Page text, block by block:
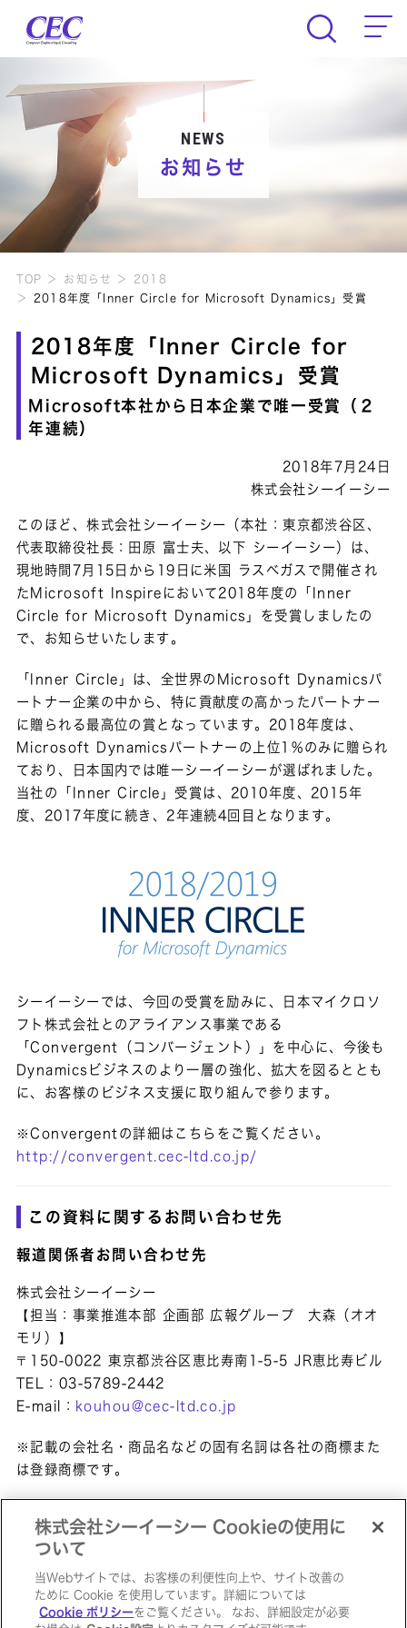
CEC Computer Engineering &
NEWS
お知らせ
TOP お知らせ
2018
2018年度「Inner Circle for Microsoft Dynamics」受賞
2018年度「Inner Circle for
Microsoft Dynamics」受賞
Microsoft本社から日本企業で唯一受賞（２
年連続）
2018年7月24日
株式会社シーイーシー
このほど、株式会社シーイーシー（本社：東京都渋谷区、
代表取締役社長：田原 富士夫、以下 シーイーシー）は、
現地時間7月15日から19日に米国 ラスベガスで開催され
たMicrosoft Inspireにおいて2018年度の「Inner
Circle for Microsoft Dynamics」を受賞しましたの
で、お知らせいたします。
「Inner Circle」は、全世界のMicrosoft Dynamicsパ
ートナー企業の中から、特に貢献度の高かったパートナー
に贈られる最高位の賞となっています。2018年度は、
Microsoft Dynamicsパートナーの上位1％のみに贈られ
ており、日本国内では唯一シーイーシーが選ばれました。
当社の「Inner Circle」受賞は、2010年度、2015年
度、2017年度に続き、2年連続4回目となります。
シーイーシーでは、今回の受賞を励みに、日本マイクロソ
フト株式会社とのアライアンス事業である
「Convergent（コンバージェント）」を中心に、今後も
Dynamicsビジネスのより一層の強化、拡大を図るととも
に、お客様のビジネス支援に取り組んで参ります。
※Convergentの詳細はこちらをご覧ください。
http://convergent.cec-ltd.co.jp/
この資料に関するお問い合わせ先
報道関係者お問い合わせ先
株式会社シーイーシー
【担当：事業推進本部 企画部 広報グループ 大森（オオ
モリ）】
〒150-0022 東京都渋谷区恵比寿南1-5-5 JR恵比寿ビル
TEL：03-5789-2442
E-mail： kouhou@cec-ltd.co.jp
※記載の会社名・商品名などの固有名詞は各社の商標また
は登録商標です。
CEC Computer
サイトマップ 個人情報保護方針 ソーシャルメディアポリシー
株式会社シーイーシー Cookieの使用に
ついて
当Webサイトでは、お客様の利便性向上や、サイト改善の
ために Cookie を使用しています。詳細については
Cookie ポリシーをご覧ください。 なお、詳細設定が必要